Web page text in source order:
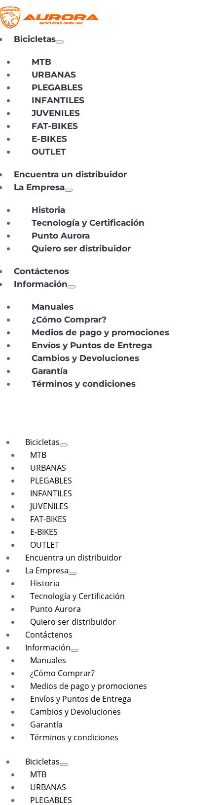
Bicicletas
MTB
URBANAS
PLEGABLES
INFANTILES
JUVENILES
FAT-BIKES
E-BIKES
OUTLET
Encuentra un distribuidor
La Empresa
Historia
Tecnología y Certificación
Punto Aurora
Quiero ser distribuidor
Contáctenos
Información
Manuales
¿Cómo Comprar?
Medios de pago y promociones
Envíos y Puntos de Entrega
Cambios y Devoluciones
Garantía
Términos y condiciones
Bicicletas
MTB
URBANAS
PLEGABLES
INFANTILES
JUVENILES
FAT-BIKES
E-BIKES
OUTLET
Encuentra un distribuidor
La Empresa
Historia
Tecnología y Certificación
Punto Aurora
Quiero ser distribuidor
Contáctenos
Información
Manuales
¿Cómo Comprar?
Medios de pago y promociones
Envíos y Puntos de Entrega
Cambios y Devoluciones
Garantía
Términos y condiciones
Bicicletas
MTB
URBANAS
PLEGABLES